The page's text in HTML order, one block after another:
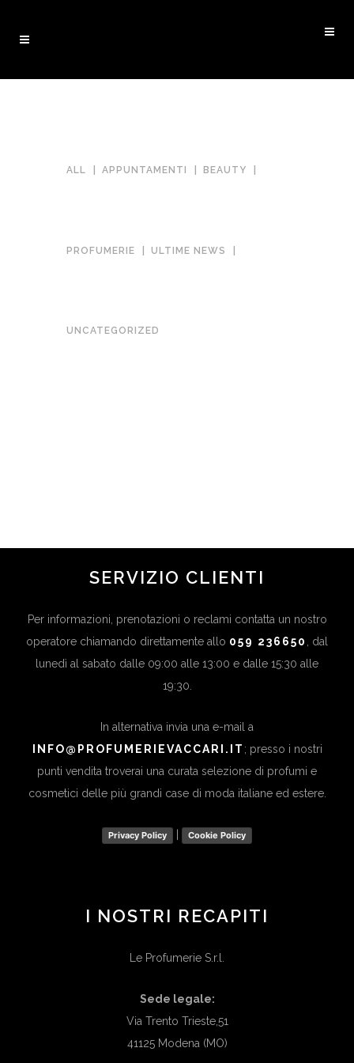
ALL APPUNTAMENTI BEAUTY
PROFUMERIE ULTIME NEWS
UNCATEGORIZED
SERVIZIO CLIENTI
Per informazioni, prenotazioni o reclami contatta un nostro
operatore chiamando direttamente allo 059 236650
, dal
lunedì al sabato dalle 09:00 alle 13:00 e dalle 15:30 alle
19:30.
In alternativa invia una e-mail a
INFO@PROFUMERIEVACCARI.IT ; presso i nostri
punti vendita troverai una curata selezione di profumi e
cosmetici delle più grandi case di moda italiane ed estere.
Privacy Policy Cookie Policy
I NOSTRI RECAPITI
Le Profumerie S.r.l.
Sede legale:
Via Trento Trieste,51
41125 Modena (MO)